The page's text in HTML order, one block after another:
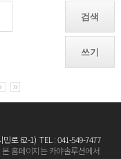
검색
쓰기
로 62-1) TEL : 041-549-7477
본 홈페이지는 카야솔루션에서